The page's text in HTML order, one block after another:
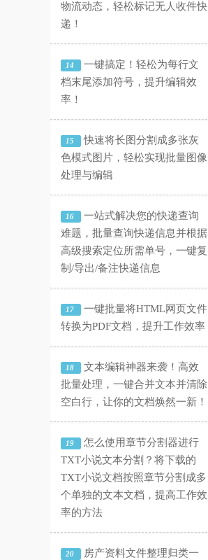
物流动态，轻松标记无人收件快
递！
14
一键搞定！轻松为每行文
档末尾添加符号，提升编辑效
率！
15
快速将长图分割成多张灰
色模式图片，轻松实现批量图像
处理与编辑
16
一站式解决您的快递查询
难题，批量查询快递信息并根据
高级搜索定位所需单号，一键复
制/导出/备注快递信息
17
一键批量将HTML网页文件
转换为PDF文档，提升工作效率
18
文本编辑神器来袭！高效
批量处理，一键合并文本并清除
空白行，让你的文档焕然一新！
19
怎么使用章节分割器进行
TXT小说文本分割？将下载的
TXT小说文档按照章节分割成多
个单独的文本文档，提高工作效
率的方法
20 房产资料文件整理归类一